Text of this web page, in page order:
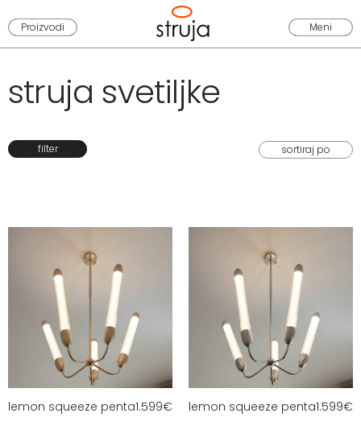
Proizvodi Meni
struja svetiljke
filter
lemon squeeze penta1.599€ lemon squeeze penta1.599€